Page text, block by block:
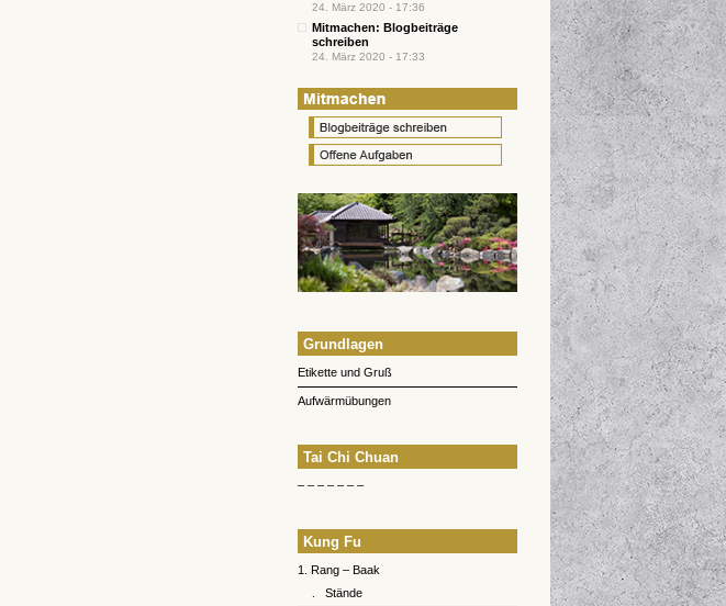
24. März 2020 - 17:36
Mitmachen: Blogbeiträge
schreiben
24. März 2020 - 17:33
Grundlagen
Etikette und Gruß
Aufwärmübungen
Tai Chi Chuan
– – – – – – –
Kung Fu
1. Rang – Baak
Stände